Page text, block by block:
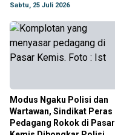
Sabtu, 25 Juli 2026
Modus Ngaku Polisi dan
Wartawan, Sindikat Peras
Pedagang Rokok di Pasar